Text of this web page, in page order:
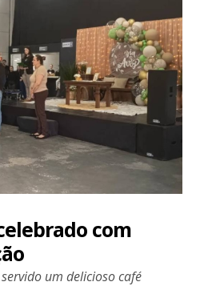
com
um delicioso café